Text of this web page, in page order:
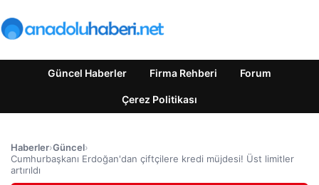
Güncel Haberler Firma Rehberi Forum
Çerez Politikası
Haberler›Güncel›
Cumhurbaşkanı Erdoğan'dan çiftçilere kredi müjdesi! Üst limitler
artırıldı